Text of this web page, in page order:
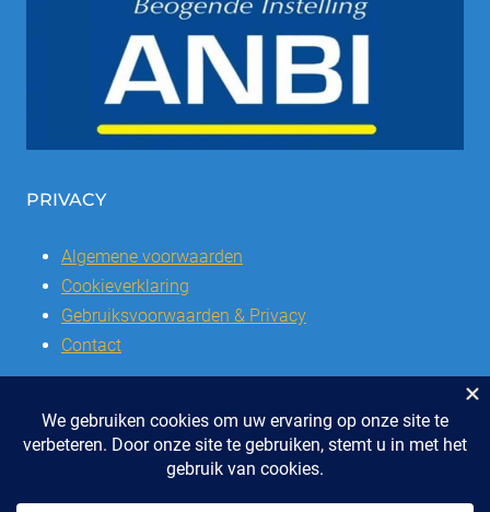
PRIVACY
Algemene voorwaarden
Cookieverklaring
Gebruiksvoorwaarden & Privacy
Contact
© 2026 | Stichting SSCVL | Dorpshuis Het Westhoffhuis: Dorpsstraat